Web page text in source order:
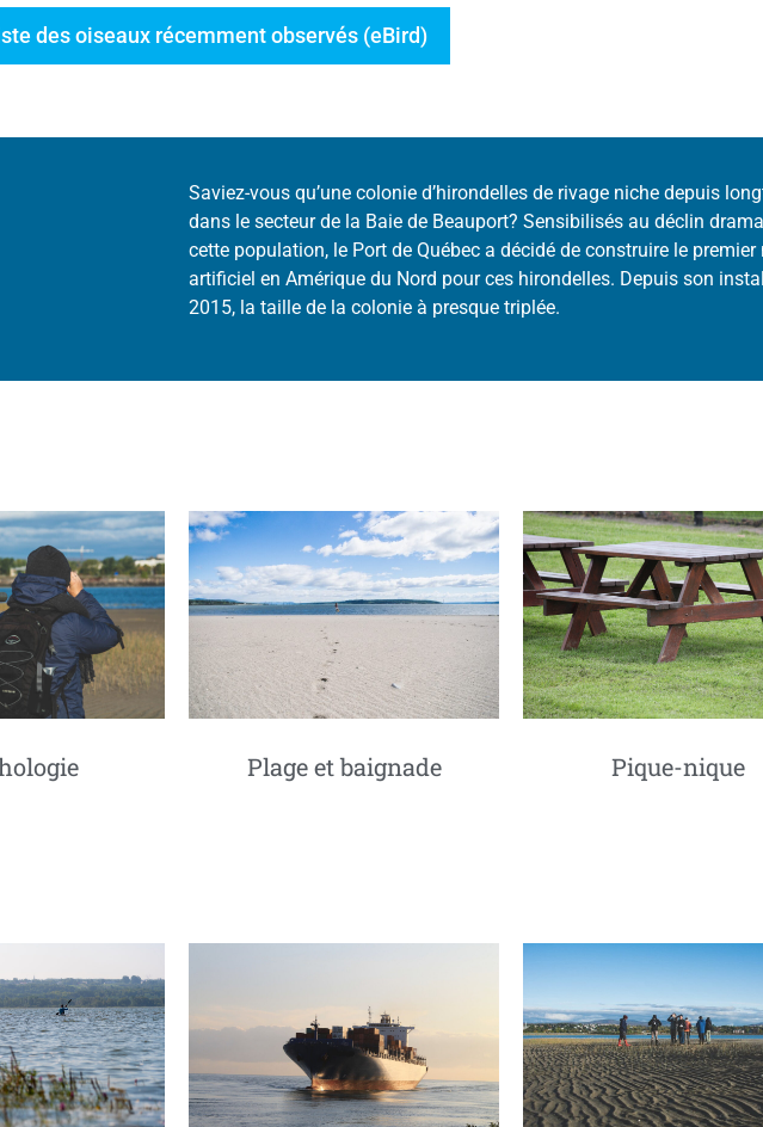
des oiseaux récemment observés (eBird)
Saviez-vous qu’une colonie d’hirondelles de rivage niche depuis
dans le secteur de la Baie de Beauport? Sensibilisés au déclin
cette population, le Port de Québec a décidé de construire le premier
artificiel en Amérique du Nord pour ces hirondelles. Depuis son
2015, la taille de la colonie à presque triplée.
Plage et baignade Pique-nique